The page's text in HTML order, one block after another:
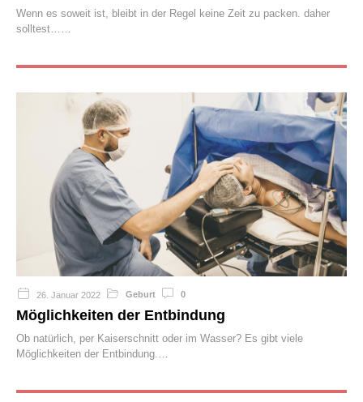
Wenn es soweit ist, bleibt in der Regel keine Zeit zu packen. daher
solltest…
26. Januar 2022 Geburt 0
Möglichkeiten der Entbindung
Ob natürlich, per Kaiserschnitt oder im Wasser? Es gibt viele
Möglichkeiten der Entbindung.